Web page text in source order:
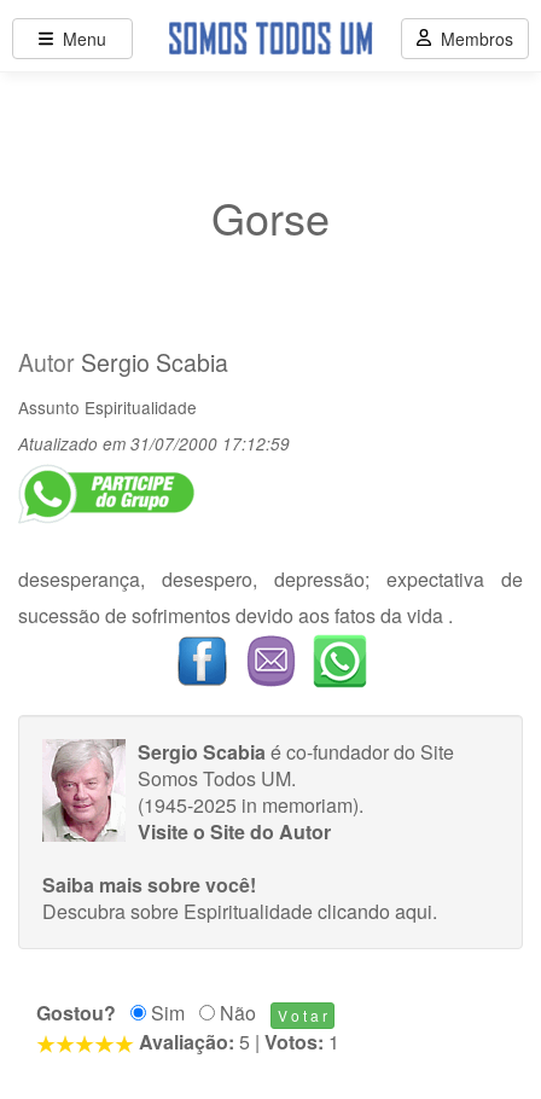
Gorse
Autor Sergio Scabia
Assunto Espiritualidade
Atualizado em 31/07/2000 17:12:59
desesperança, desespero, depressão; expectativa de
sucessão de sofrimentos devido aos fatos da vida .
Sergio Scabiaé co-fundador do Site
Somos Todos UM.
(1945-2025 in memoriam).
Visite o Site do Autor
Saiba mais sobre você!
Descubra sobre Espiritualidadeclicando aqui.
Gostou? Sim
Não
Avaliação: 5 | Votos: 1
Menu Membros